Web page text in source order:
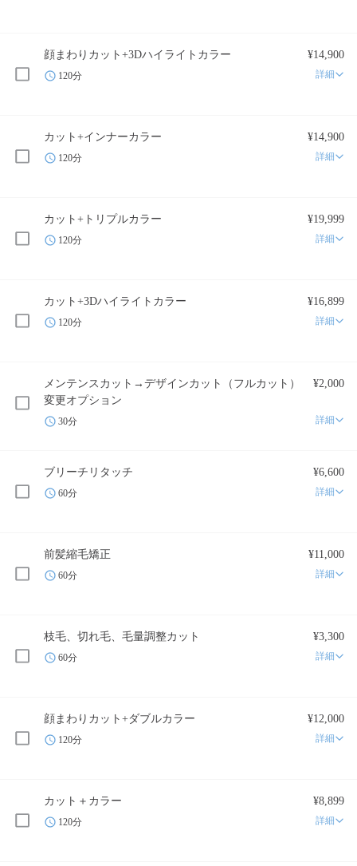
顔まわりカット+3Dハイライトカラー ¥14,900
120分 詳細
カット+インナーカラー ¥14,900
120分 詳細
カット+トリプルカラー ¥19,999
120分 詳細
カット+3Dハイライトカラー ¥16,899
120分 詳細
メンテンスカット→デザインカット（フルカット）
変更オプション
¥2,000
30分 詳細
ブリーチリタッチ ¥6,600
60分 詳細
前髪縮毛矯正 ¥11,000
60分 詳細
枝毛、切れ毛、毛量調整カット ¥3,300
60分 詳細
顔まわりカット+ダブルカラー ¥12,000
120分 詳細
カット＋カラー ¥8,899
120分 詳細